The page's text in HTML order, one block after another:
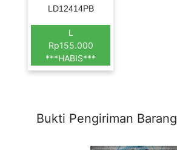
LD12414PB
L
Rp155.000
***HABIS***
Bukti Pengiriman Barang